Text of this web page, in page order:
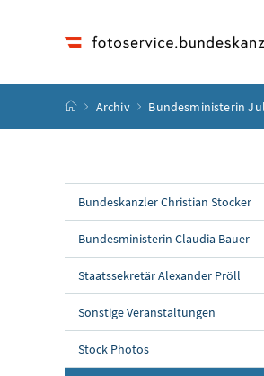
Startseite
Archiv Bundesministerin
Bundeskanzler Christian Stocker
Bundesministerin Claudia Bauer
Staatssekretär Alexander Pröll
Sonstige Veranstaltungen
Stock Photos